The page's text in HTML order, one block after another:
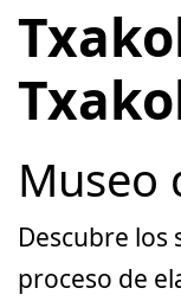
Museo
Descubre los
proceso de